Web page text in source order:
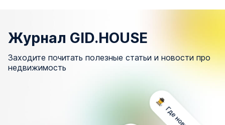
Журнал GID.HOUSE
Заходите почитать полезные статьи и новости про
недвижимость